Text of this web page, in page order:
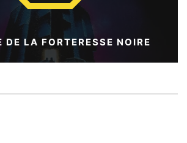
DE LA FORTERESSE NOIRE